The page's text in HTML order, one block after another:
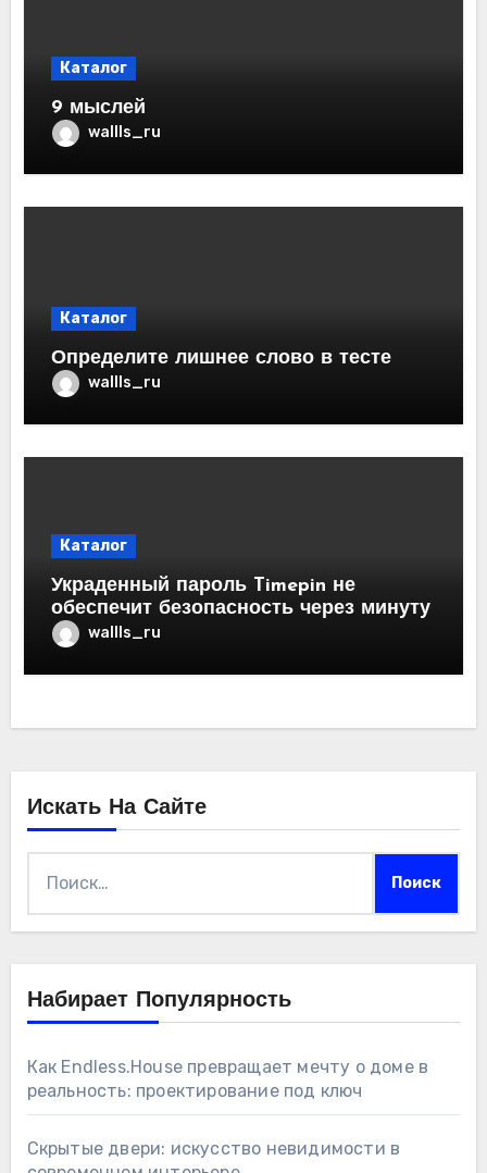
Каталог
9 мыслей
wallls_ru
Каталог
Определите лишнее слово в тесте
wallls_ru
Каталог
Украденный пароль Timepin не
обеспечит безопасность через минуту
wallls_ru
Искать На Сайте
Набирает Популярность
Как Endless.House превращает мечту о доме в
реальность: проектирование под ключ
Скрытые двери: искусство невидимости в